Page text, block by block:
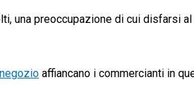
una preoccupazione di cui disfarsi
affiancano i commercianti in